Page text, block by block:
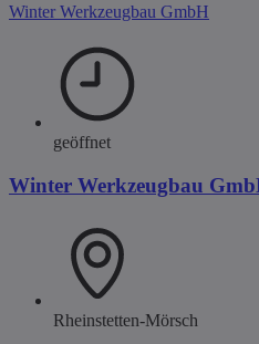
Winter Werkzeugbau GmbH
geöffnet
Winter Werkzeugbau
Rheinstetten-Mörsch